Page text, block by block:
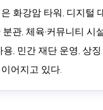
화강암 타워, 디지털
관, 체육·커뮤니티 시
용, 민간 재단 운영, 상
어지고 있다.